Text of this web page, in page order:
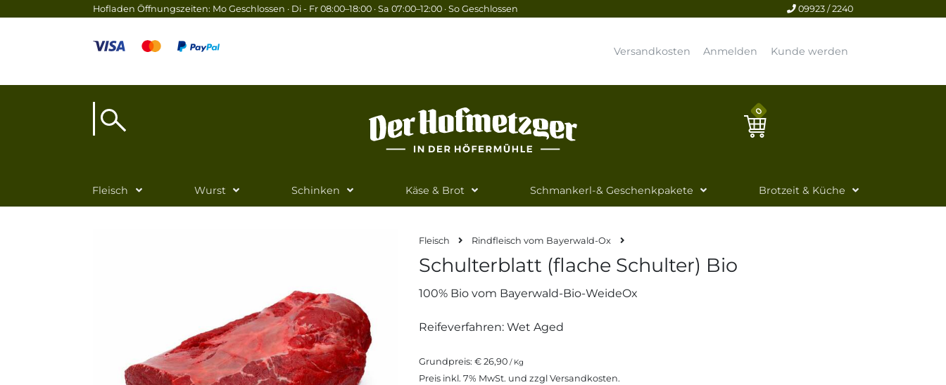
09923 / 2240
Hofladen Öffnungszeiten: Mo Geschlossen · Di - Fr 08:00–18:00 · Sa 07:00–12:00 · So Geschlossen
Versandkosten Anmelden Kunde werden
0
Fleisch Wurst Schinken Käse & Brot Schmankerl-& Geschenkpakete Brotzeit & Küche
Fleisch Rindfleisch vom Bayerwald-Ox
Schulterblatt (flache Schulter) Bio
100% Bio vom Bayerwald-Bio-WeideOx
Reifeverfahren: Wet Aged
Grundpreis: € 26,90 / Kg
Preis inkl. 7% MwSt. und zzgl Versandkosten.